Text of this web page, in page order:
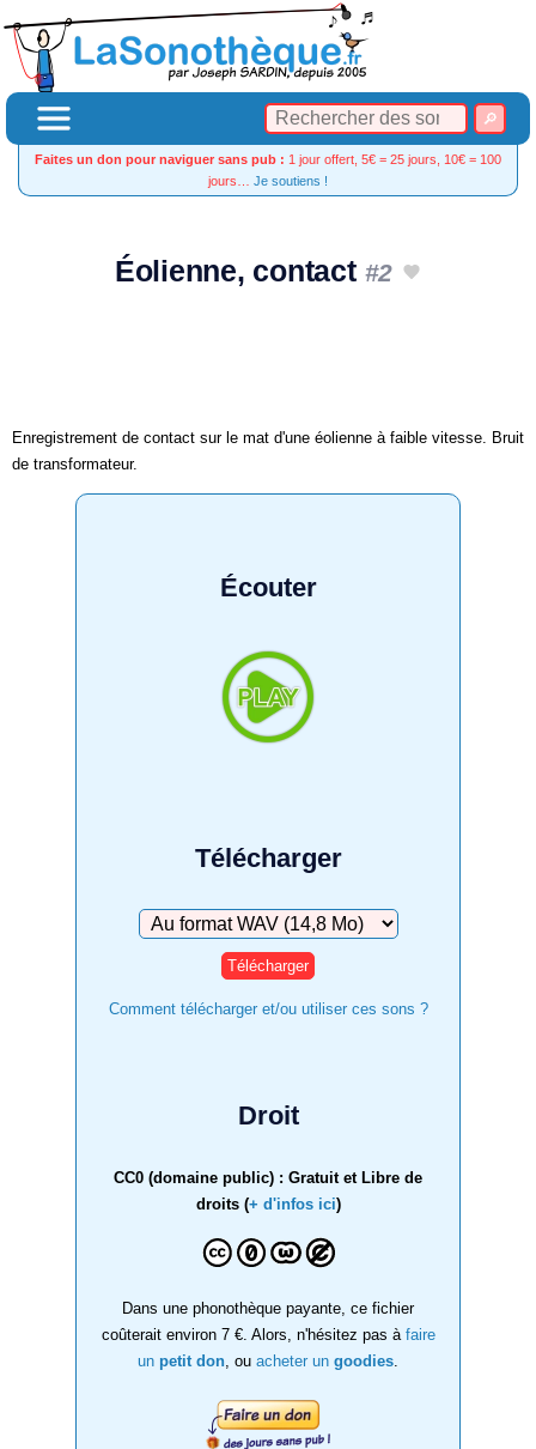
Faites un don pour naviguer sans pub : 1 jour offert, 5€ = 25 jours, 10€ = 100
jours… Je soutiens !
Éolienne, contact #2
Enregistrement de contact sur le mat d'une éolienne à faible vitesse. Bruit
de transformateur.
Écouter
Télécharger
Télécharger
Comment télécharger et/ou utiliser ces sons ?
Droit
CC0 (domaine public) : Gratuit et Libre de
droits (+ d'infos ici)
Dans une phonothèque payante, ce fichier
coûterait environ 7 €. Alors, n'hésitez pas à faire
un petit don , ou acheter un goodies